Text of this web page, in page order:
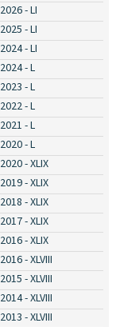
2026 - LI
2025 - LI
2024 - LI
2024 - L
2023 - L
2022 - L
2021 - L
2020 - L
2020 - XLIX
2019 - XLIX
2018 - XLIX
2017 - XLIX
2016 - XLIX
2016 - XLVIII
2015 - XLVIII
2014 - XLVIII
2013 - XLVIII